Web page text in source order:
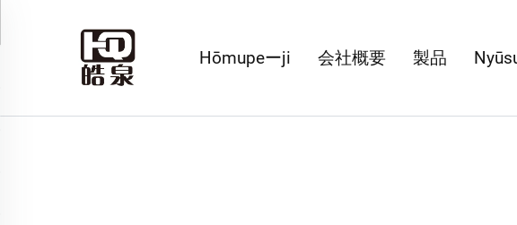
Hōmupeーji 会社概要 製品